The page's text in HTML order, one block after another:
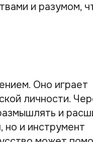
и разумом,
Оно играет
личности.
и
но и инструмент